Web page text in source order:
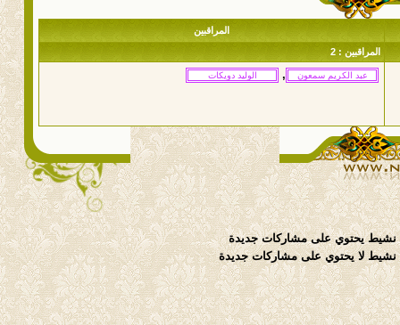
المراقبين
المراقبين : 2
,
يحتوي على مشاركات جديدة
لا يحتوي على مشاركات جديدة